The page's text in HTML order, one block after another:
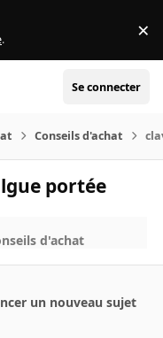
. ×
Se connecter
Conseils d'achat
portée
d'achat
un nouveau sujet